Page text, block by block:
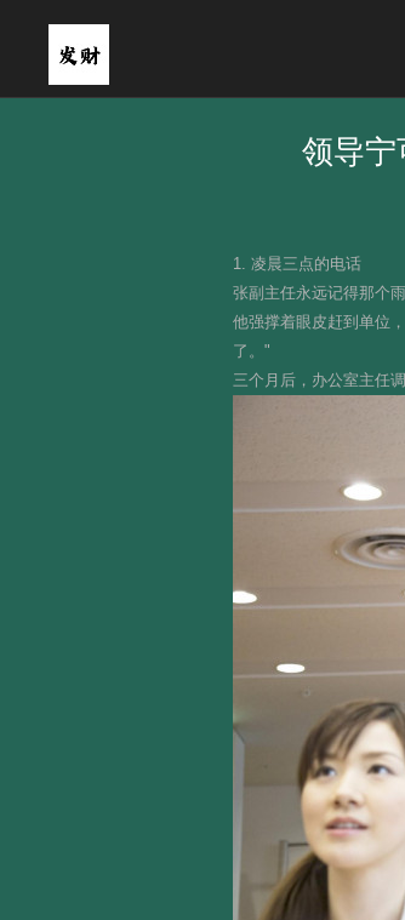
领导宁
1. 凌晨三点的电话
张副主任永远记得那个
他强撑着眼皮赶到单位
了。"
三个月后，办公室主任